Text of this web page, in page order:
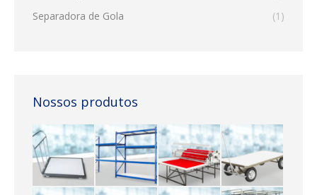
Separadora de Gola
(1)
Nossos produtos